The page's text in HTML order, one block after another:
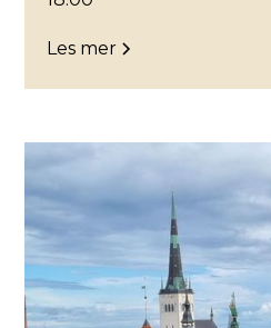
Les mer